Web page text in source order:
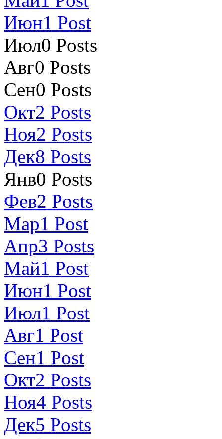
Июн1 Post
Июл0 Posts
Авг0 Posts
Сен0 Posts
Окт2 Posts
Ноя2 Posts
Дек8 Posts
Янв0 Posts
Фев2 Posts
Мар1 Post
Апр3 Posts
Май1 Post
Июн1 Post
Июл1 Post
Авг1 Post
Сен1 Post
Окт2 Posts
Ноя4 Posts
Дек5 Posts